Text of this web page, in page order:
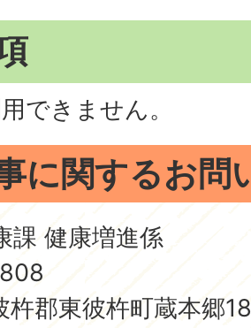
できません。
に関するお問
課 健康増進係
杵郡東彼杵町蔵本郷